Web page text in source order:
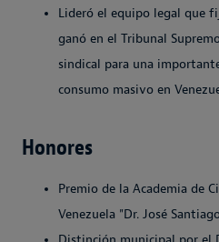
Lideró el equipo legal que
ganó en el Tribunal
sindical para una
consumo masivo en
Honores
Premio de la Academia de
Venezuela "Dr. José